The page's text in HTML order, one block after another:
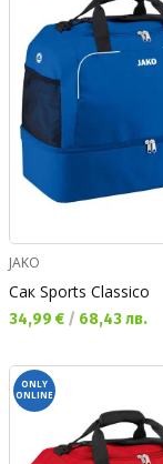
JAKO
Сак Sports Classico
Текуща цена:
34,99 € / 68,43 лв.
ONLY
ONLINE